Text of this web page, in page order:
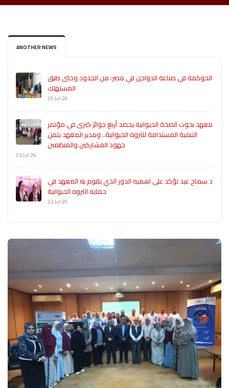
ANOTHER NEWS
الحوكمة في صناعة الدواجن في مصر: من الجدود وحتى طبق
المستهلك
25 Jul 26
معهد بحوث الصحة الحيوانية يحصد أربع جوائز كبرى في مؤتمر
التنمية المستدامة للثروة الحيوانية.. ومدير المعهد يثمن
جهود المشاركين والمنظمين
23 Jul 26
د سماح عيد تؤكد على اهميه الدور الذي يقوم به المعهد في
حمايه الثروه الحيوانية
22 Jul 26